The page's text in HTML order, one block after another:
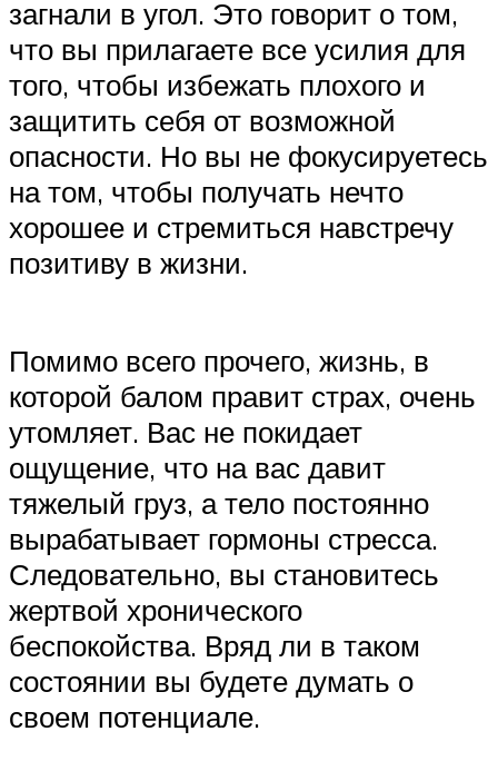
загнали в угол. Это говорит о том,
что вы прилагаете все усилия для
того, чтобы избежать плохого и
защитить себя от возможной
опасности. Но вы не фокусируетесь
на том, чтобы получать нечто
хорошее и стремиться навстречу
позитиву в жизни.
Помимо всего прочего, жизнь, в
которой балом правит страх, очень
утомляет. Вас не покидает
ощущение, что на вас давит
тяжелый груз, а тело постоянно
вырабатывает гормоны стресса.
Следовательно, вы становитесь
жертвой хронического
беспокойства. Вряд ли в таком
состоянии вы будете думать о
своем потенциале.